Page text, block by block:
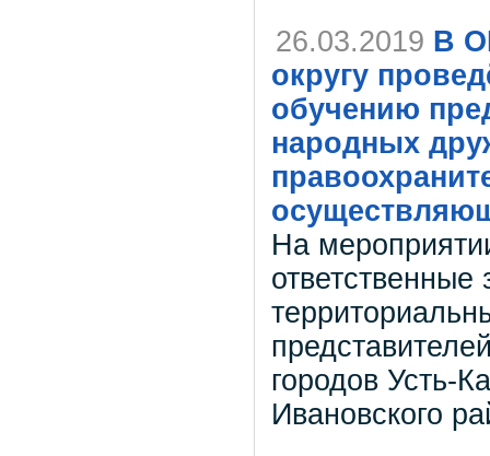
26.03.2019 В
округу
обучению
народных
На
городов Усть-
Ивановского